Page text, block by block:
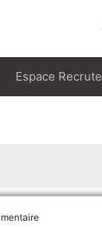
Espace